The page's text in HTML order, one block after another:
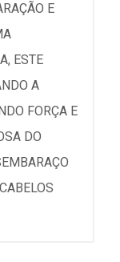
E
ESTE
A
FORÇA E
DO